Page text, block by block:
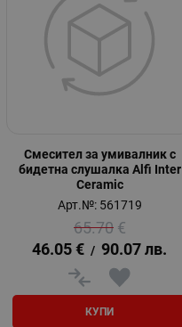
Смесител за умивалник с
бидетна слушалка Alfi Inter
Ceramic
Арт.№: 561719
65.70 €
46.05 € / 90.07 лв.
КУПИ